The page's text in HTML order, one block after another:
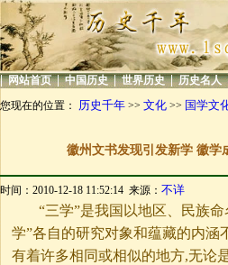
| 网站首页 | 中国历史 | 世界历史 | 历史名人
您现在的位置： 历史千年 >> 文化 >> 国学文
徽州文书发现引发新学 徽学
时间：2010-12-18 11:52:14 来源： 不详
“三学”是我国以地区、民族
学”各自的研究对象和蕴藏的内涵
有着许多相同或相似的地方,无论